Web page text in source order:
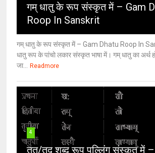
गम् धातु के रूप संस्कृत में – Gam
Roop In Sanskrit
गम् धातु के रूप संस्कृत में – Gam Dhatu Roop In
धातु रूप के पांचो लकार संस्कृत भाषा में। गम् धातु का अर्थ
जा...
Readmore
4
तत्/तद् शब्द रूप पुल्लिंग संस्कृत में